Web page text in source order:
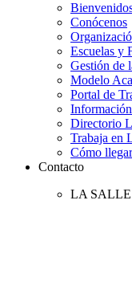
Conócenos
Escuelas y
Gestión de
Modelo
Portal de
Directorio
Trabaja en
Cómo llegar
Contacto
LA